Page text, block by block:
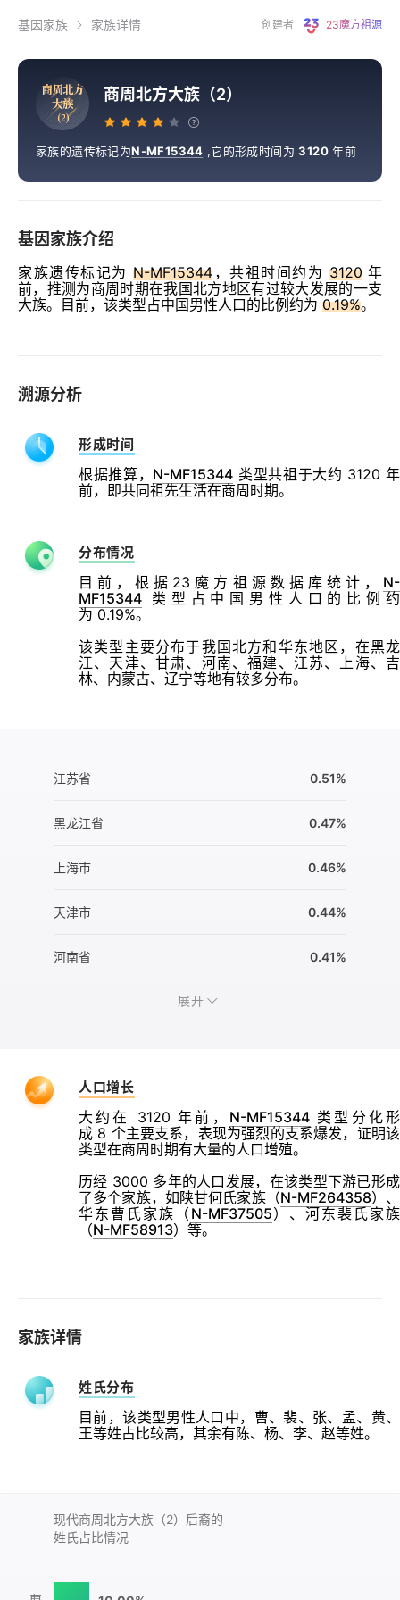
基因家族 家族详情 创建者 23魔方祖源
商周北方
大族
（2）
商周北方大族（2）
家族的遗传标记为N-MF15344 ,它的形成时间为3120 年前
基因家族介绍
家族遗传标记为 N-MF15344 ，共祖时间约为 3120年
前，推测为商周时期在我国北方地区有过较大发展的一支
大族。目前，该类型占中国男性人口的比例约为 0.19%。
溯源分析
形成时间
根据推算， N-MF15344 类型共祖于大约 3120 年
前，即共同祖先生活在商周时期。
分布情况
目前，根据23魔方祖源数据库统计， N-
MF15344 类型占中国男性人口的比例约
为 0.19%。
该类型主要分布于我国北方和华东地区，在黑龙
江、天津、甘肃、河南、福建、江苏、上海、吉
林、内蒙古、辽宁等地有较多分布。
江苏省 0.51%
黑龙江省 0.47%
上海市 0.46%
天津市 0.44%
河南省 0.41%
展开
人口增长
大约在 3120 年前， N-MF15344类型分化形
成 8 个主要支系，表现为强烈的支系爆发，证明该
类型在商周时期有大量的人口增殖。
历经 3000 多年的人口发展，在该类型下游已形成
了多个家族，如陕甘何氏家族（N-MF264358）、
华东曹氏家族（ N-MF37505）、河东裴氏家族
（N-MF58913）等。
家族详情
姓氏分布
目前，该类型男性人口中，曹、裴、张、孟、黄、
王等姓占比较高，其余有陈、杨、李、赵等姓。
现代商周北方大族（2）后裔的
姓氏占比情况